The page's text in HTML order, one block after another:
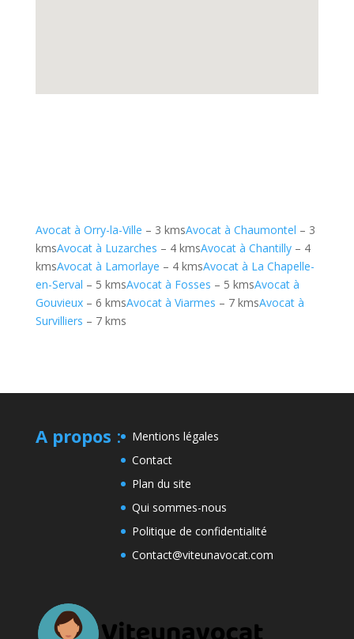
Avocat à Orry-la-Ville – 3 kmsAvocat à Chaumontel – 3
kmsAvocat à Luzarches – 4 kmsAvocat à Chantilly– 4
kmsAvocat à Lamorlaye – 4 kmsAvocat à La Chapelle-
en-Serval – 5 kmsAvocat à Fosses – 5 kmsAvocat à
Gouvieux– 6 kmsAvocat à Viarmes – 7 kmsAvocat à
Survilliers – 7 kms
A propos :
Mentions légales
Contact
Plan du site
Qui sommes-nous
Politique de confidentialité
Contact@viteunavocat.com